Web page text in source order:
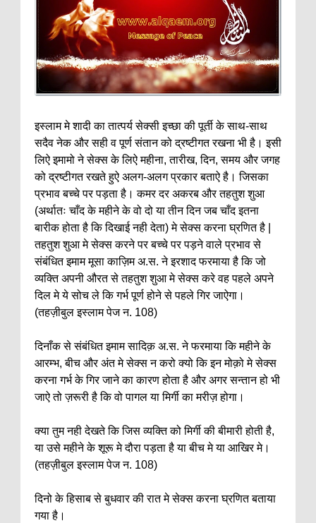
इस्लाम मे शादी का तात्पर्य सेक्सी इच्छा की पूर्ती के साथ-साथ
सदैव नेक और सही व पूर्ण संतान को द्रष्टीगत रखना भी है। इसी
लिऐ इमामो ने सेक्स के लिऐ महीना, तारीख, दिन, समय और जगह
को द्रष्टीगत रखते हुऐ अलग-अलग प्रकार बताऐ है। जिसका
प्रभाव बच्चे पर पड़ता है। कमर दर अकरब और तहतुश शुआ
(अर्थातः चाँद के महीने के वो दो या तीन दिन जब चाँद इतना
बारीक होता है कि दिखाई नही देता) मे सेक्स करना घ्रणित है |
तहतुश शुआ मे सेक्स करने पर बच्चे पर पड़ने वाले प्रभाव से
संबंधित इमाम मूसा काज़िम अ.स. ने इरशाद फरमाया है कि जो
व्यक्ति अपनी औरत से तहतुश शुआ मे सेक्स करे वह पहले अपने
दिल मे ये सोच ले कि गर्भ पूर्ण होने से पहले गिर जाऐगा।
(तहज़ीबुल इस्लाम पेज न. 108)
दिनाँक से संबंधित इमाम सादिक़ अ.स. ने फरमाया कि महीने के
आरम्भ, बीच और अंत मे सेक्स न करो क्यो कि इन मोक़ो मे सेक्स
करना गर्भ के गिर जाने का कारण होता है और अगर सन्तान हो भी
जाऐ तो ज़रूरी है कि वो पागल या मिर्गी का मरीज़ होगा।
क्या तुम नही देखते कि जिस व्यक्ति को मिर्गी की बीमारी होती है,
या उसे महीने के शूरू मे दौरा पड़ता है या बीच मे या आखिर मे।
(तहज़ीबुल इस्लाम पेज न. 108)
दिनो के हिसाब से बुधवार की रात मे सेक्स करना घ्रणित बताया
गया है।